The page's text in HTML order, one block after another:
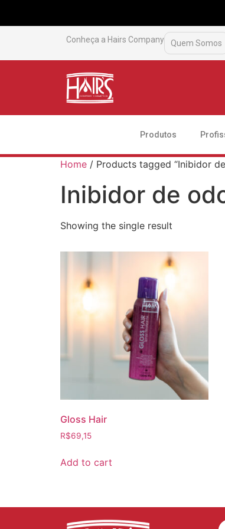
Conheça a Hairs Company Quem Somos
Produtos
Home / Products tagged “Inibidor
Inibidor de
Showing the single result
Gloss Hair
R$69,15
Add to cart